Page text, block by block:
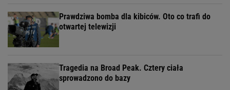
Prawdziwa bomba dla kibiców. Oto co trafi do
otwartej telewizji
Tragedia na Broad Peak. Cztery ciała
sprowadzono do bazy